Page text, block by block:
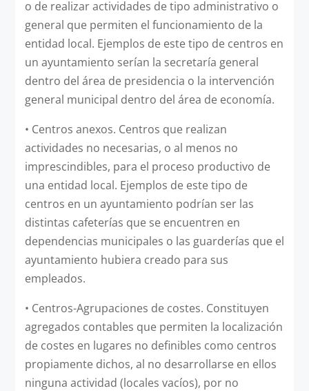
o de realizar actividades de tipo administrativo o
general que permiten el funcionamiento de la
entidad local. Ejemplos de este tipo de centros en
un ayuntamiento serían la secretaría general
dentro del área de presidencia o la intervención
general municipal dentro del área de economía.
• Centros anexos. Centros que realizan
actividades no necesarias, o al menos no
imprescindibles, para el proceso productivo de
una entidad local. Ejemplos de este tipo de
centros en un ayuntamiento podrían ser las
distintas cafeterías que se encuentren en
dependencias municipales o las guarderías que el
ayuntamiento hubiera creado para sus
empleados.
• Centros-Agrupaciones de costes. Constituyen
agregados contables que permiten la localización
de costes en lugares no definibles como centros
propiamente dichos, al no desarrollarse en ellos
ninguna actividad (locales vacíos), por no